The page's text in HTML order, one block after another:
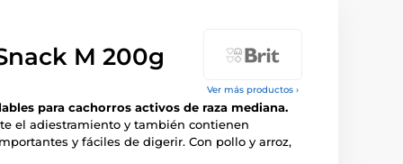
Ver más productos ›
M 200g
para cachorros activos de raza mediana.
el adiestramiento y también contienen
y fáciles de digerir. Con pollo y arroz,